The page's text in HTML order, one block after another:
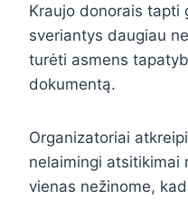
Kraujo donorais tapti
sveriantys daugiau
turėti asmens
dokumentą.
Organizatoriai
nelaimingi atsitikimai
vienas nežinome,